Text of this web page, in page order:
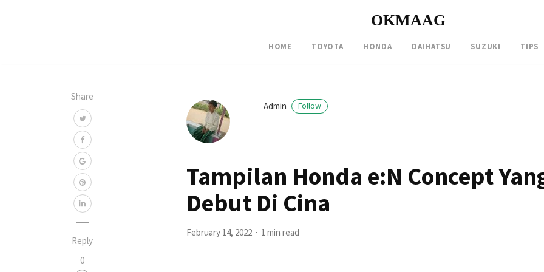
OKMAAG
HOME TOYOTA HONDA DAIHATSU SUZUKI TIPS
Share
Reply
0
Admin Follow
Tampilan Honda e:N Concept
Debut Di Cina
February 14, 2022 1 min read